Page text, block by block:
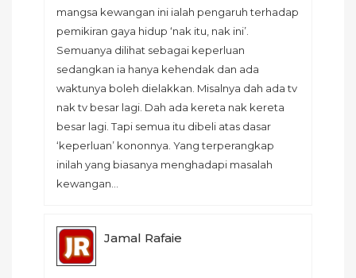
mangsa kewangan ini ialah pengaruh terhadap
pemikiran gaya hidup ‘nak itu, nak ini’.
Semuanya dilihat sebagai keperluan
sedangkan ia hanya kehendak dan ada
waktunya boleh dielakkan. Misalnya dah ada tv
nak tv besar lagi. Dah ada kereta nak kereta
besar lagi. Tapi semua itu dibeli atas dasar
‘keperluan’ kononnya. Yang terperangkap
inilah yang biasanya menghadapi masalah
kewangan…
Jamal Rafaie